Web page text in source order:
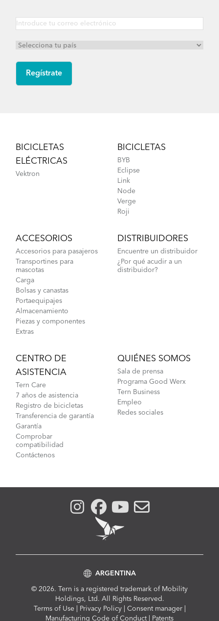
BICICLETAS
ELÉCTRICAS
Vektron
BICICLETAS
BYB
Eclipse
Link
Node
Verge
Roji
ACCESORIOS
Accesorios para pasajeros
Transportines para
mascotas
Carga
Bolsas y canastas
Portaequipajes
Almacenamiento
Piezas y componentes
Extras
DISTRIBUIDORES
Encuentre un distribuidor
¿Por qué acudir a un
distribuidor?
CENTRO DE
ASISTENCIA
Tern Care
7 años de asistencia
Registro de bicicletas
Transferencia de garantía
Garantía
Comprobar
compatibilidad
Contáctenos
QUIÉNES SOMOS
Sala de prensa
Programa Good Werx
Tern Business
Empleo
Redes sociales
© 2026. Tern is a registered trademark of Mobility
Holdings, Ltd. All Rights Reserved.
Compliance
Terms of Use Privacy Policy Consent manager
Manufacturing Code of Conduct
Patents
ARGENTINA